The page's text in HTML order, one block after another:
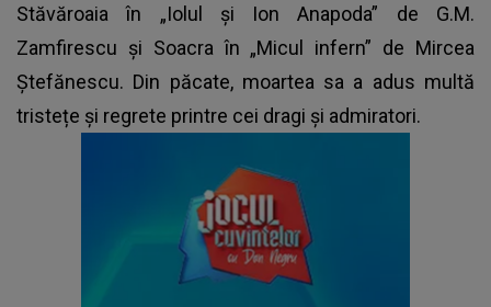
Stăvăroaia în „Iolul și Ion Anapoda” de G.M.
Zamfirescu și Soacra în „Micul infern” de Mircea
Ștefănescu. Din păcate, moartea sa a adus multă
tristețe și regrete printre cei dragi și admiratori.